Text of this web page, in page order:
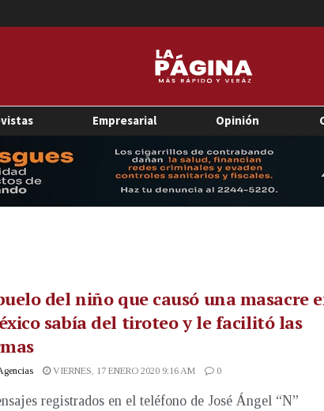
Empresarial Opinión
del niño que causó una masacre
sabía del tiroteo y le facilitó las
VIERNES, 17 ENERO 2020 9:16 AM 0
registrados en el teléfono de José Ángel “N”